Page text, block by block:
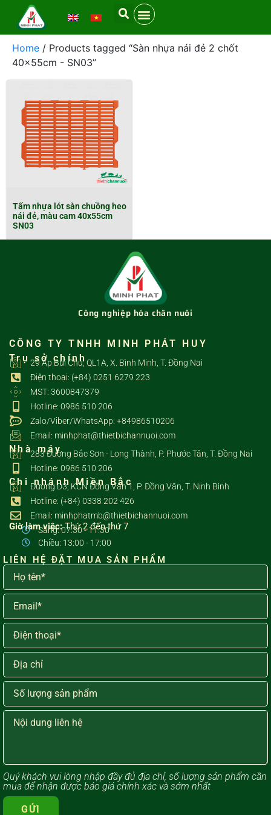
Home / Products tagged “Sàn nhựa nái đẻ 2 chốt
40x55cm - SN03”
Tấm nhựa lót sàn chuồng heo
nái đẻ, màu cam 40x55cm
SN03
Công nghiệp hóa chăn nuôi
CÔNG TY TNHH MINH PHÁT HUY
Trụ sở chính
29 Ấp Bùi Chu, QL1A, X. Bình Minh, T. Đồng Nai
Điện thoại: (+84) 0251 6279 223
MST: 3600847379
Hotline: 0986 510 206
Zalo/Viber/WhatsApp: +84986510206
Email: minhphat@thietbichannuoi.com
Nhà máy
283 Đường Bắc Sơn - Long Thành, P. Phước Tân, T. Đồng Nai
Hotline: 0986 510 206
Chi nhánh Miền Bắc
Đường D3, KCN Đồng Văn 1, P. Đồng Văn, T. Ninh Bình
Hotline: (+84) 0338 202 426
Email: minhphatmb@thietbichannuoi.com
Giờ làm việc:Thứ 2 đến thứ 7
Sáng: 07:30 - 11:30
Chiều: 13:00 - 17:00
LIÊN HỆ ĐẶT MUA SẢN PHẨM
Quý khách vui lòng ​nhập đầy đủ địa chỉ, số lượng sản phẩm cần
mua để nhận được báo giá chính xác và sớm nhất